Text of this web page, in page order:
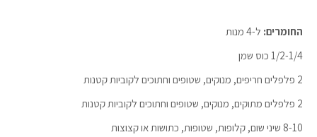
החומרים: ל-4 מנות
1/2-1/4 כוס שמן
2 פלפלים חריפים, מנוקים, שטופים וחתוכים לקוביות קטנות
2 פלפלים מתוקים, מנוקים, שטופים וחתוכים לקוביות קטנות
8-10 שיני שום, קלופות, שטופות, כתושות או קצוצות